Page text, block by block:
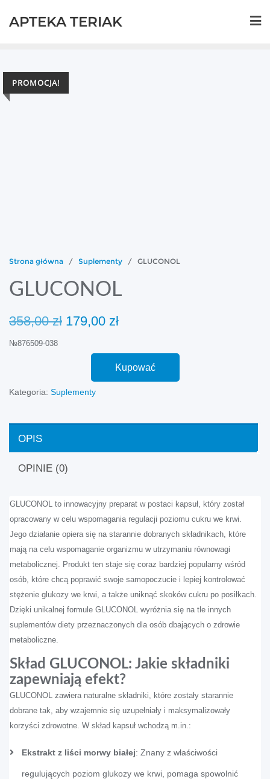
APTEKA TERIAK
PROMOCJA!
Strona główna / Suplementy / GLUCONOL
GLUCONOL
358,00zł Pierwotna
wynosiła:
358,00 zł.
179,00 złAktualna
wynosi:
179,00 zł.
№876509-038
Kupować
Kategoria: Suplementy
OPIS
OPINIE (0)
GLUCONOL to innowacyjny preparat w postaci kapsuł, który został
opracowany w celu wspomagania regulacji poziomu cukru we krwi.
Jego działanie opiera się na starannie dobranych składnikach, które
mają na celu wspomaganie organizmu w utrzymaniu równowagi
metabolicznej. Produkt ten staje się coraz bardziej popularny wśród
osób, które chcą poprawić swoje samopoczucie i lepiej kontrolować
stężenie glukozy we krwi, a także uniknąć skoków cukru po posiłkach.
Dzięki unikalnej formule GLUCONOL wyróżnia się na tle innych
suplementów diety przeznaczonych dla osób dbających o zdrowie
metaboliczne.
Skład GLUCONOL: Jakie składniki
zapewniają efekt?
GLUCONOL zawiera naturalne składniki, które zostały starannie
dobrane tak, aby wzajemnie się uzupełniały i maksymalizowały
korzyści zdrowotne. W skład kapsuł wchodzą m.in.:
Ekstrakt z liści morwy białej: Znany z właściwości
regulujących poziom glukozy we krwi, pomaga spowolnić